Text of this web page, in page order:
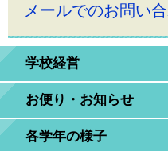
学校経営
お便り・お知らせ
各学年の様子
メールでのお問い